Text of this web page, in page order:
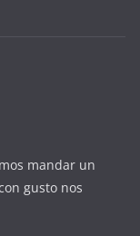
mandar un
gusto nos